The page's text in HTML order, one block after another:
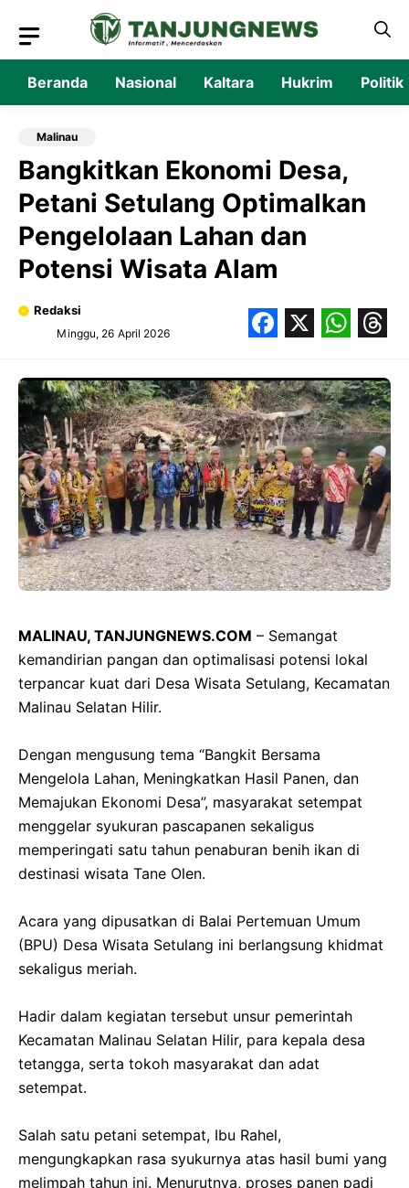
isi
Beranda Nasional Kaltara Hukrim Politik
Malinau
Bangkitkan Ekonomi Desa,
Petani Setulang Optimalkan
Pengelolaan Lahan dan
Potensi Wisata Alam
Redaksi
Minggu, 26 April 2026
MALINAU, TANJUNGNEWS.COM – Semangat
kemandirian pangan dan optimalisasi potensi lokal
terpancar kuat dari Desa Wisata Setulang, Kecamatan
Malinau Selatan Hilir.
‎Dengan mengusung tema “Bangkit Bersama
Mengelola Lahan, Meningkatkan Hasil Panen, dan
Memajukan Ekonomi Desa”, masyarakat setempat
menggelar syukuran pascapanen sekaligus
memperingati satu tahun penaburan benih ikan di
destinasi wisata Tane Olen.
‎​Acara yang dipusatkan di Balai Pertemuan Umum
(BPU) Desa Wisata Setulang ini berlangsung khidmat
sekaligus meriah.
‎Hadir dalam kegiatan tersebut unsur pemerintah
Kecamatan Malinau Selatan Hilir, para kepala desa
tetangga, serta tokoh masyarakat dan adat
setempat.
‎​Salah satu petani setempat, Ibu Rahel,
mengungkapkan rasa syukurnya atas hasil bumi yang
melimpah tahun ini. Menurutnya, proses panen padi